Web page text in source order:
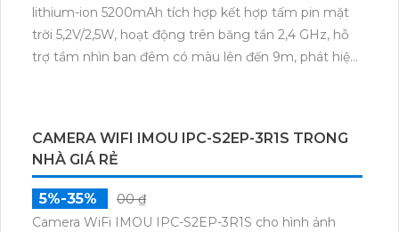
lithium-ion 5200mAh tích hợp kết hợp tấm pin mặt
trời 5,2V/2,5W, hoạt động trên băng tần 2,4 GHz, hỗ
trợ tầm nhìn ban đêm có màu lên đến 9m, phát hiện
CAMERA WIFI IMOU IPC-S2EP-3R1S TRONG
NHÀ GIÁ RẺ
5%-35%
00 ₫
Camera WiFi IMOU IPC-S2EP-3R1S cho hình ảnh